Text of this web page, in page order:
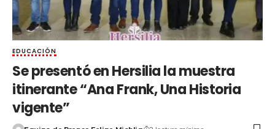
EDUCACIÓN
Se presentó en Hersilia la muestra
itinerante “Ana Frank, Una Historia
vigente”